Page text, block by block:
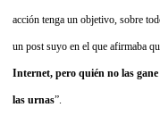
acción tenga un objetivo, sobre
un post suyo en el que afirmaba
Internet, pero quién no las
las urnas”.